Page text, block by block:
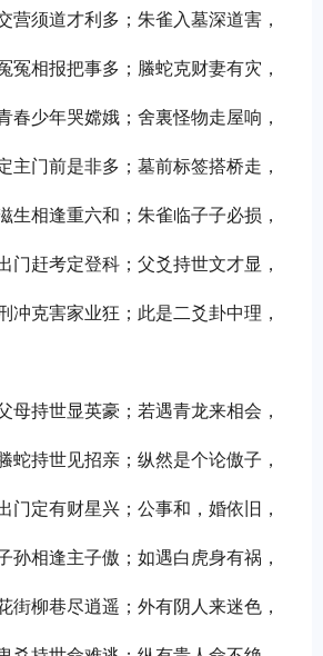
营须道才利多；朱雀入墓深道害，
冤相报把事多；螣蛇克财妻有灾，
春少年哭嫦娥；舍裏怪物走屋响，
主门前是非多；墓前标签搭桥走，
生相逢重六和；朱雀临子子必损，
门赶考定登科；父爻持世文才显，
冲克害家业狂；此是二爻卦中理，
母持世显英豪；若遇青龙来相会，
蛇持世见招亲；纵然是个论傲子，
门定有财星兴；公事和，婚依旧，
孙相逢主子傲；如遇白虎身有祸，
街柳巷尽逍遥；外有阴人来迷色，